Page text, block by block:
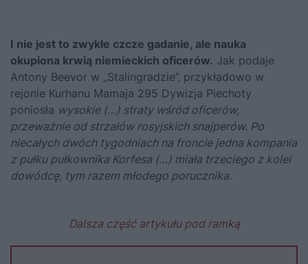
I nie jest to zwykłe czcze gadanie, ale nauka
okupiona krwią niemieckich oficerów. Jak podaje
Antony Beevor w „Stalingradzie”, przykładowo w
rejonie Kurhanu Mamaja 295 Dywizja Piechoty
poniosła wysokie (…) straty wśród oficerów,
przeważnie od strzałów rosyjskich snajperów. Po
niecałych dwóch tygodniach na froncie jedna kompania
z pułku pułkownika Korfesa (…) miała trzeciego z kolei
dowódcę, tym razem młodego porucznika.
Dalsza część artykułu pod ramką